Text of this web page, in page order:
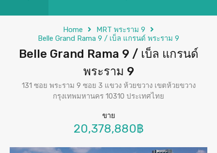
Home
MRT พระราม 9
Belle Grand Rama 9 / เบ็ล แกรนด์ พระราม 9
Belle Grand Rama 9 / เบ็ล แกรนด์
พระราม 9
131 ซอย พระราม 9 ซอย 3 แขวง ห้วยขวาง เขตห้วยขวาง
กรุงเทพมหานคร 10310 ประเทศไทย
ขาย
20,378,880฿